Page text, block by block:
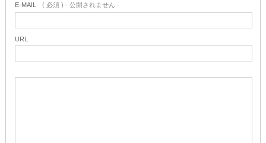
E-MAIL ( 必須 ) - 公開されません -
URL